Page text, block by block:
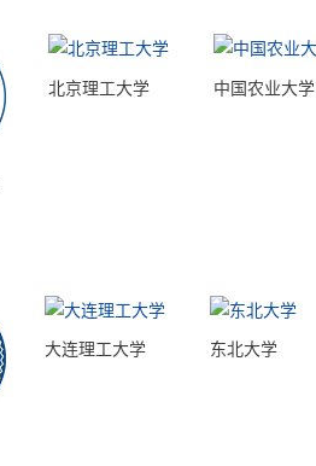
北京理工大学 中国农业大学
大连理工大学 东北大学